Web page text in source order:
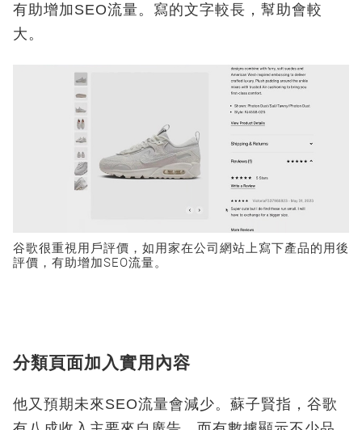
有助增加SEO流量。寫的文字較長，幫助會較
大。
谷歌很重視用戶評價，如用家在公司網站上寫下產品的用後
評價，有助增加SEO流量。
分類頁面加入實用內容
他又預期未來SEO流量會減少。蘇子賢指，谷歌